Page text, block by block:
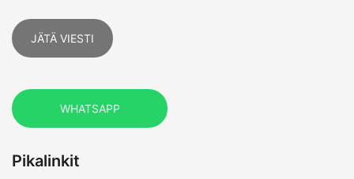
JÄTÄ VIESTI
WHATSAPP
Pikalinkit